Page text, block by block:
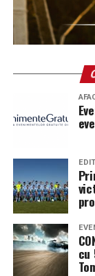
μετανάστευση
συζητήσεων σε
ένα από τα
για την
cu